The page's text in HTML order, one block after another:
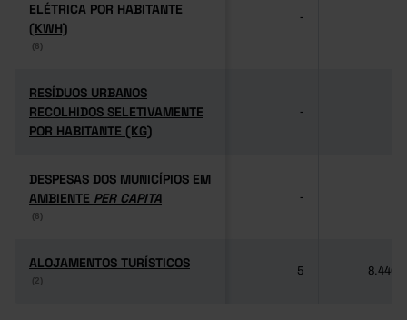
ELÉTRICA POR HABITANTE
(KWH)
(6)
ELÉTRICA POR HABITANTE
(KWH)
(6)
-
RESÍDUOS URBANOS
RECOLHIDOS SELETIVAMENTE
POR HABITANTE (KG)
RESÍDUOS URBANOS
RECOLHIDOS SELETIVAMENTE
POR HABITANTE (KG)
-
DESPESAS DOS MUNICÍPIOS EM
AMBIENTE PER CAPITA
(6)
DESPESAS DOS MUNICÍPIOS EM
AMBIENTE PER CAPITA
(6)
-
ALOJAMENTOS TURÍSTICOS
(2)
ALOJAMENTOS TURÍSTICOS
(2)
5 8.446